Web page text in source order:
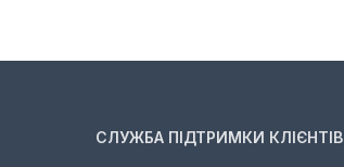
СЛУЖБА ПІДТРИМКИ КЛІЄНТІВ